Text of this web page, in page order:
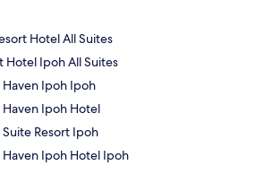
Hotel All Suites
Hotel Ipoh All Suites
Haven Ipoh Ipoh
Haven Ipoh Hotel
Resort Ipoh
Haven Ipoh Hotel Ipoh